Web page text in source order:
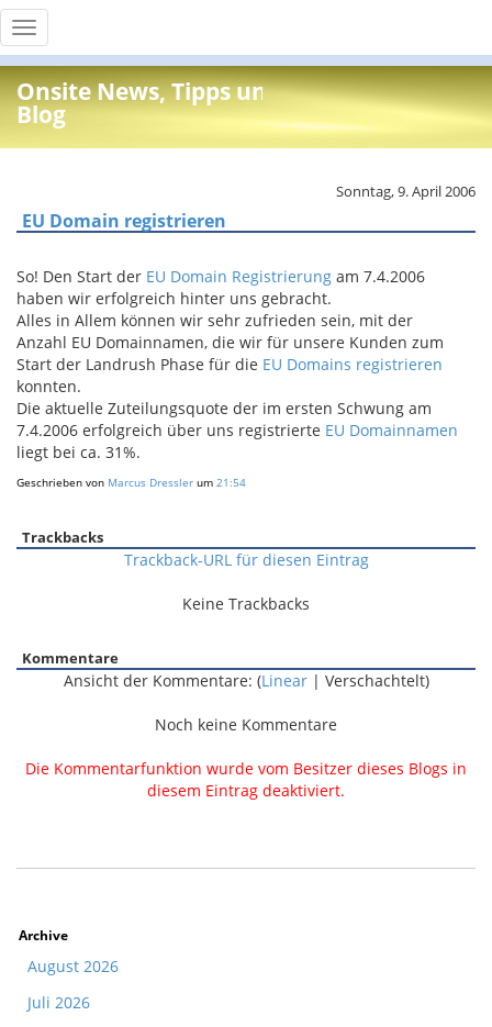
Toggle
navigation
Onsite News, Tipps und Info
Blog
Sonntag, 9. April 2006
EU Domain registrieren
So! Den Start der EU Domain Registrierung am 7.4.2006
haben wir erfolgreich hinter uns gebracht.
Alles in Allem können wir sehr zufrieden sein, mit der
Anzahl EU Domainnamen, die wir für unsere Kunden zum
Start der Landrush Phase für die EU Domains registrieren
konnten.
Die aktuelle Zuteilungsquote der im ersten Schwung am
7.4.2006 erfolgreich über uns registrierte EU Domainnamen
liegt bei ca. 31%.
Geschrieben von Marcus Dressler um 21:54
Trackbacks
Trackback-URL für diesen Eintrag
Keine Trackbacks
Kommentare
Ansicht der Kommentare: (Linear| Verschachtelt)
Noch keine Kommentare
Die Kommentarfunktion wurde vom Besitzer dieses Blogs in
diesem Eintrag deaktiviert.
Archive
August 2026
Juli 2026